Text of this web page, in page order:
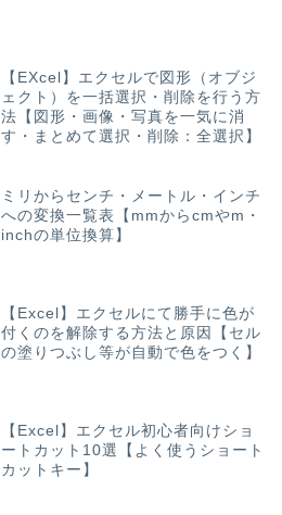
【EXcel】エクセルで図形（オブジ
ェクト）を一括選択・削除を行う方
法【図形・画像・写真を一気に消
す・まとめて選択・削除：全選択】
ミリからセンチ・メートル・インチ
への変換一覧表【mmからcmやm・
inchの単位換算】
【Excel】エクセルにて勝手に色が
付くのを解除する方法と原因【セル
の塗りつぶし等が自動で色をつく】
【Excel】エクセル初心者向けショ
ートカット10選【よく使うショート
カットキー】